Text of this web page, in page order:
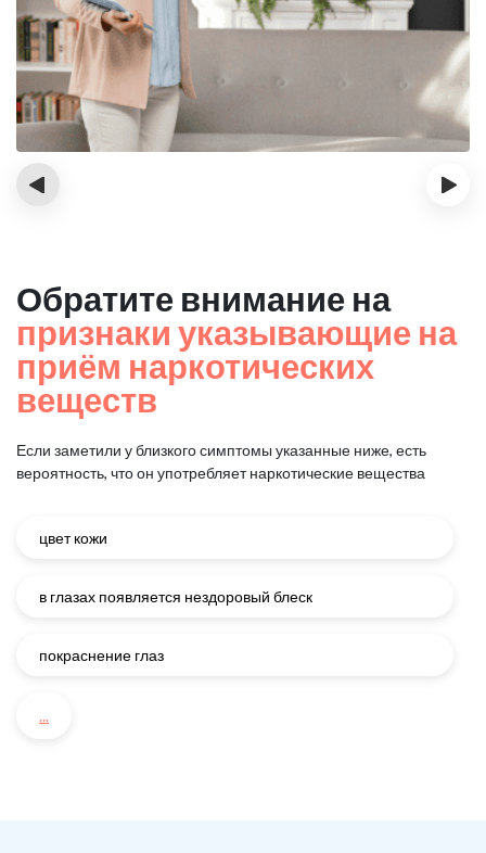
‹ ›
Обратите внимание на
признаки указывающие на
приём наркотических
веществ
Если заметили у близкого симптомы указанные ниже, есть
вероятность, что он употребляет наркотические вещества
цвет кожи
в глазах появляется нездоровый блеск
покраснение глаз
...